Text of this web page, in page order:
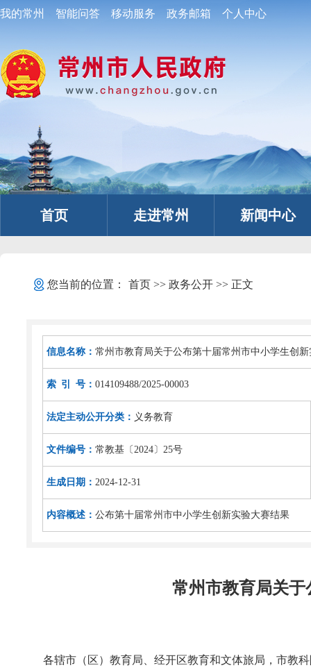
我的常州 智能问答 移动服务 政务邮箱 个人中心
首页 走进常州 新闻中心
您当前的位置： 首页>> 政务公开>> 正文
信息名称： 常州市教育局关于公布第十届常州市中小学生创
索 引 号： 014109488/2025-00003
法定主动公开分类： 义务教育
文件编号： 常教基〔2024〕25号
生成日期： 2024-12-31
内容概述： 公布第十届常州市中小学生创新实验大赛结果
常州市教育局关
各辖市（区）教育局、经开区教育和文体旅局，市教